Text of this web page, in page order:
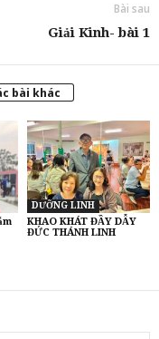
Bài sau
Giải Kinh- bài 1
bài khác
DƯỠNG LINH
KHAO KHÁT ĐẦY DẪY
ĐỨC THÁNH LINH